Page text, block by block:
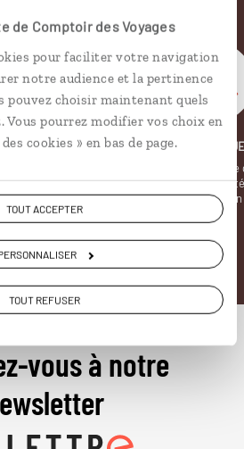
de Comptoir des Voyages
pour faciliter votre navigation
notre audience et la pertinence
pouvez choisir maintenant quels
Vous pourrez modifier vos choix en
cookies » en bas de page.
TOUT ACCEPTER
TOUT REFUSER
et carte
LE
La revue de
informe de
destination
vous à notre